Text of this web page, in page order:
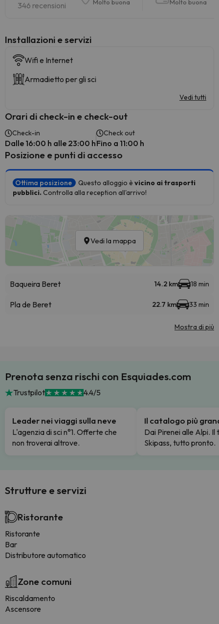
346 recensioni Molto buona Molto buona
Installazioni e servizi
Wifi e Internet
Armadietto per gli sci
Vedi tutti
Orari di check-in e check-out
Check-in
Dalle 16:00 h alle 23:00 h
Check out
Fino a 11:00 h
Posizione e punti di accesso
Ottima posizione Questo alloggio è vicino ai trasporti
pubblici. Controlla alla reception all'arrivo!
Vedi la mappa
Baqueira Beret 14.2 km 18 min
Pla de Beret 22.7 km 33 min
Mostra di più
Prenota senza rischi con Esquiades.com
Trustpilot 4.4/5
Leader nei viaggi sulla neve
L'agenzia di sci n°1. Offerte che
non troverai altrove.
Il catalogo più
Dai Pirenei alle Alpi. Il
Skipass, tutto pronto.
Strutture e servizi
Ristorante
Ristorante
Bar
Distributore automatico
Zone comuni
Riscaldamento
Ascensore